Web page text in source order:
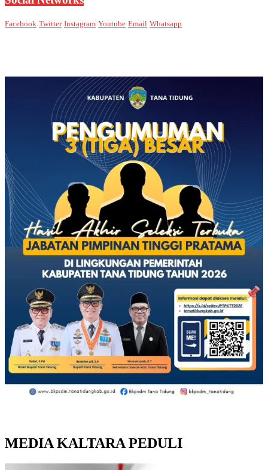
Facebook Twitter Instagram Youtube Email Whatsapp
MEDIA KALTARA PEDULI